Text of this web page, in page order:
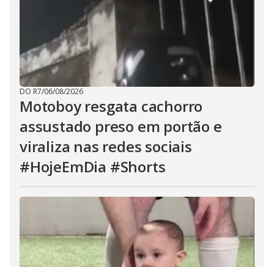
DO R7/06/08/2026
Motoboy resgata cachorro
assustado preso em portão e
viraliza nas redes sociais
#HojeEmDia #Shorts